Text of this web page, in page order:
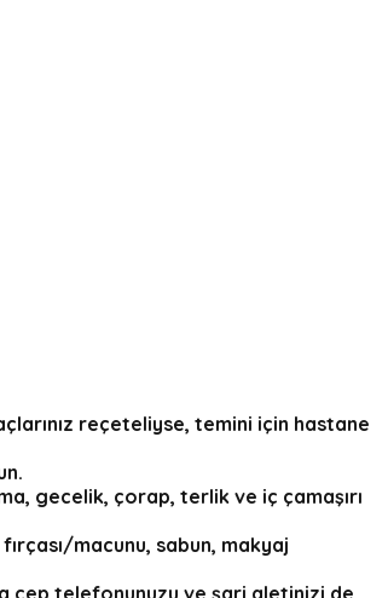
reçeteliyse, temini için hastane
gecelik, çorap, terlik ve iç çamaşırı
macunu, sabun, makyaj
cep telefonunuzu ve şarj aletinizi de